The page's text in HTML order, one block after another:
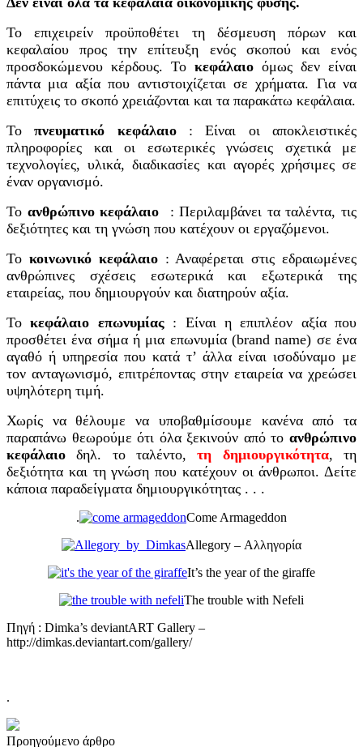
Το επιχειρείν προϋποθέτει τη δέσμευση πόρων και
κεφαλαίου προς την επίτευξη ενός σκοπού και ενός
προσδοκώμενου κέρδους. Το κεφάλαιο όμως δεν είναι
πάντα μια αξία που αντιστοιχίζεται σε χρήματα. Για να
επιτύχεις το σκοπό χρειάζονται και τα παρακάτω κεφάλαια.
Τοπνευματικό κεφάλαιο: Είναι οι αποκλειστικές
πληροφορίες και οι εσωτερικές γνώσεις σχετικά με
τεχνολογίες, υλικά, διαδικασίες και αγορές χρήσιμες σε
έναν οργανισμό.
Το ανθρώπινο κεφάλαιο : Περιλαμβάνει τα ταλέντα, τις
δεξιότητες και τη γνώση που κατέχουν οι εργαζόμενοι.
Το κοινωνικό κεφάλαιο: Αναφέρεται στις εδραιωμένες
ανθρώπινες σχέσεις εσωτερικά και εξωτερικά της
εταιρείας, που δημιουργούν και διατηρούν αξία.
Τοκεφάλαιο επωνυμίας: Eίναι η επιπλέον αξία που
προσθέτει ένα σήμα ή μια επωνυμία (brand name) σε ένα
αγαθό ή υπηρεσία που κατά τ’ άλλα είναι ισοδύναμο με
τον ανταγωνισμό, επιτρέποντας στην εταιρεία να χρεώσει
υψηλότερη τιμή.
Χωρίς να θέλουμε να υποβαθμίσουμε κανένα από τα
παραπάνω θεωρούμε ότι όλα ξεκινούν από το ανθρώπινο
κεφάλαιο δηλ. το ταλέντο,τη δημιουργικότητα, τη
δεξιότητα και τη γνώση που κατέχουν οι άνθρωποι. Δείτε
κάποια παραδείγματα δημιουργικότητας . . .
.
Come Armageddon
Allegory – Αλληγορία
It’s the year of the giraffe
The trouble with Nefeli
Πηγή : Dimka’s deviantART Gallery –
http://dimkas.deviantart.com/gallery/
.
Προηγούμενο άρθρο